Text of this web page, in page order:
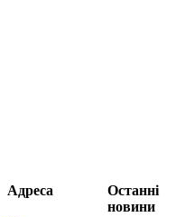
Адреса
Останні
новини